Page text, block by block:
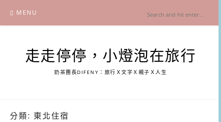
content
MENU
走走停停，小燈泡在旅行
奶茶團長DIFENY：旅行Ｘ文字Ｘ親子Ｘ人生
分類: 東北住宿